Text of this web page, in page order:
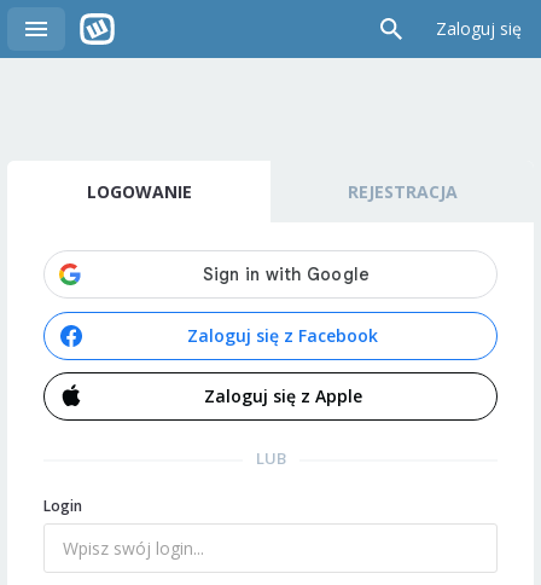
Zaloguj się
LOGOWANIE REJESTRACJA
Zaloguj się z Facebook
Zaloguj się z Apple
LUB
Login